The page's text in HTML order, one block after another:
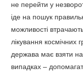
не перейти у
іде на пошук
можливості
лікування
держава має взяти
випадках –